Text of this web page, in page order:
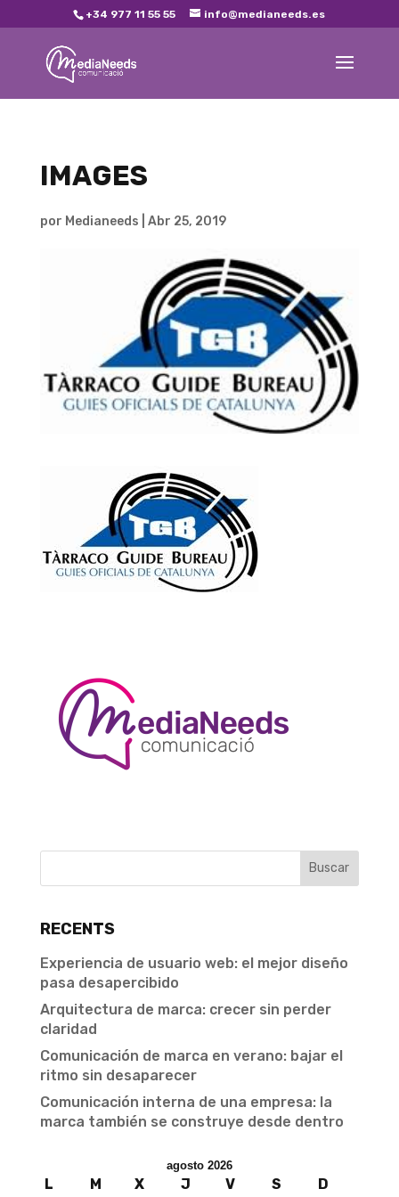
+34 977 11 55 55 info@medianeeds.es
IMAGES
por Medianeeds Abr 25, 2019
RECENTS
Experiencia de usuario web: el mejor diseño
pasa desapercibido
Arquitectura de marca: crecer sin perder
claridad
Comunicación de marca en verano: bajar el
ritmo sin desaparecer
Comunicación interna de una empresa: la
marca también se construye desde dentro
agosto 2026
L M X J V S D